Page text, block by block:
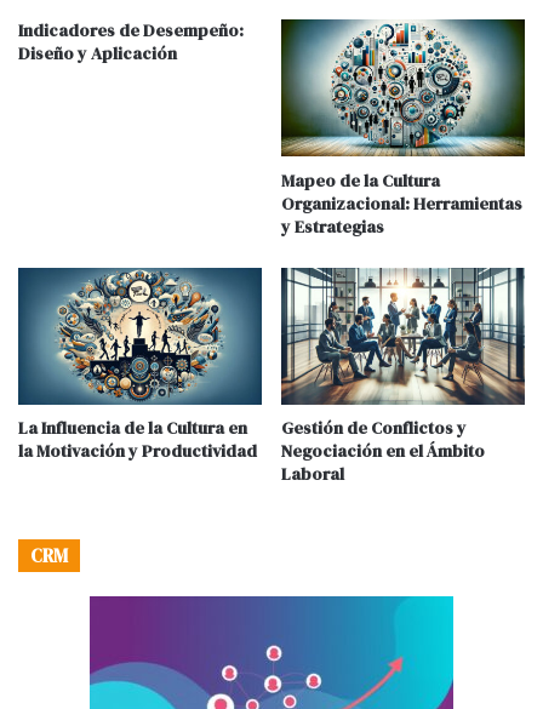
Indicadores de Desempeño:
Diseño y Aplicación
Mapeo de la Cultura
Organizacional: Herramientas
y Estrategias
La Influencia de la Cultura en
la Motivación y Productividad
Gestión de Conflictos y
Negociación en el Ámbito
Laboral
CRM